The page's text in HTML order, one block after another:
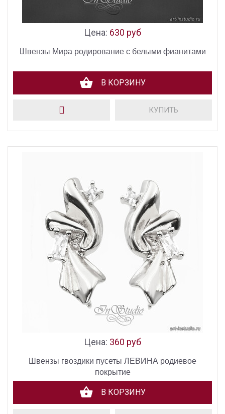
Цена: 630 руб
Швензы Мира родирование с белыми фианитами
В КОРЗИНУ
КУПИТЬ
Цена: 360 руб
Швензы гвоздики пусеты ЛЕВИНА родиевое
покрытие
В КОРЗИНУ